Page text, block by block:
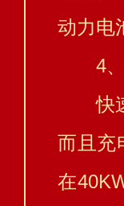
动力电
4
快
而且充
在